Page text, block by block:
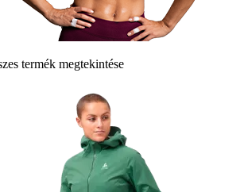
termék megtekintése